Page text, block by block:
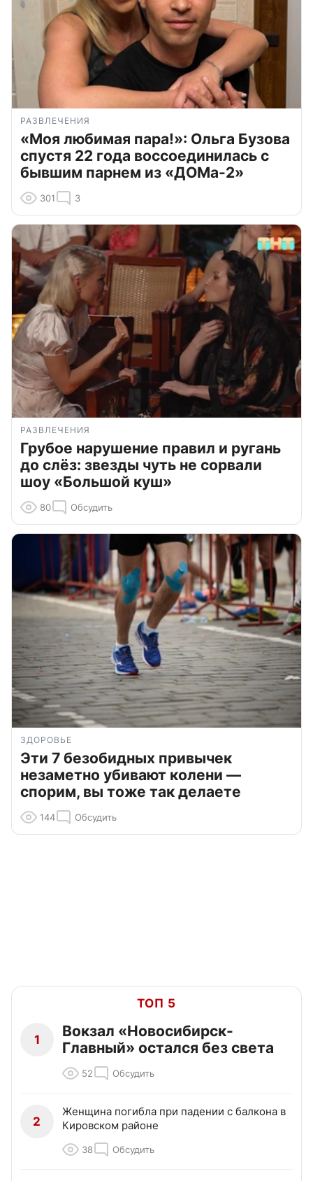
РАЗВЛЕЧЕНИЯ
«Моя любимая пара!»: Ольга Бузова
спустя 22 года воссоединилась с
бывшим парнем из «ДОМа-2»
301 3
РАЗВЛЕЧЕНИЯ
Грубое нарушение правил и ругань
до слёз: звезды чуть не сорвали
шоу «Большой куш»
80 Обсудить
ЗДОРОВЬЕ
Эти 7 безобидных привычек
незаметно убивают колени —
спорим, вы тоже так делаете
144 Обсудить
ТОП 5
1
Вокзал «Новосибирск-
Главный» остался без света
52 Обсудить
2
Женщина погибла при падении с балкона в
Кировском районе
38 Обсудить